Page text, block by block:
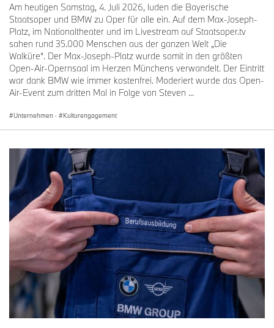
Am heutigen Samstag, 4. Juli 2026, luden die Bayerische
Staatsoper und BMW zu Oper für alle ein. Auf dem Max-Joseph-
Platz, im Nationaltheater und im Livestream auf Staatsoper.tv
sahen rund 35.000 Menschen aus der ganzen Welt „Die
Walküre“. Der Max-Joseph-Platz wurde somit in den größten
Open-Air-Opernsaal im Herzen Münchens verwandelt. Der Eintritt
war dank BMW wie immer kostenfrei. Moderiert wurde das Open-
Air-Event zum dritten Mal in Folge von Steven ...
Unternehmen · Kulturengagement